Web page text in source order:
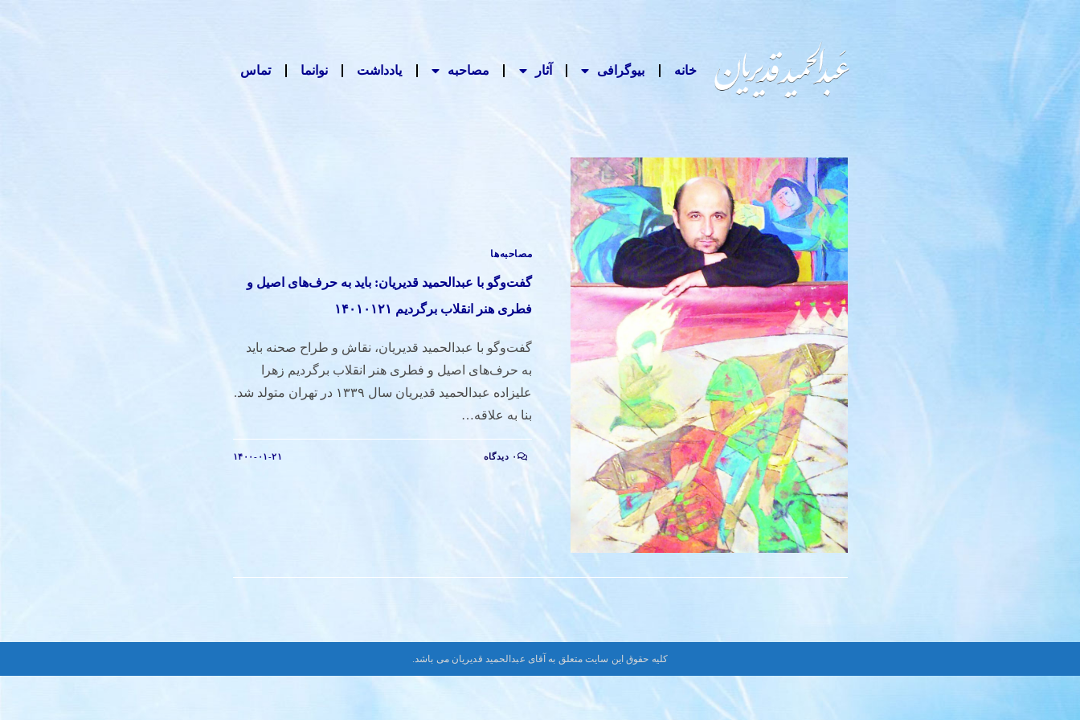
خانه بیوگرافی آثار مصاحبه‌ یادداشت‌ نوانما تماس
مصاحبه‌ها
گفت‌وگو با عبدالحمید قدیریان: باید به حرف‌های اصیل و
فطری هنر انقلاب برگردیم ۱۴۰۱۰۱۲۱
گفت‌وگو با عبدالحمید قدیریان، نقاش و طراح صحنه باید
به حرف‌های اصیل و فطری هنر انقلاب برگردیم زهرا
علیزاده عبدالحمید قدیریان سال ۱۳۳۹ در تهران متولد شد.
بنا به علاقه…
۰ دیدگاه ۱۴۰۰-۰۱-۲۱
کلیه حقوق این سایت متعلق به آقای عبدالحمید قدیریان می باشد.